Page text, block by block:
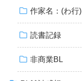
作家名：(わ行)
読書記録
非商業BL